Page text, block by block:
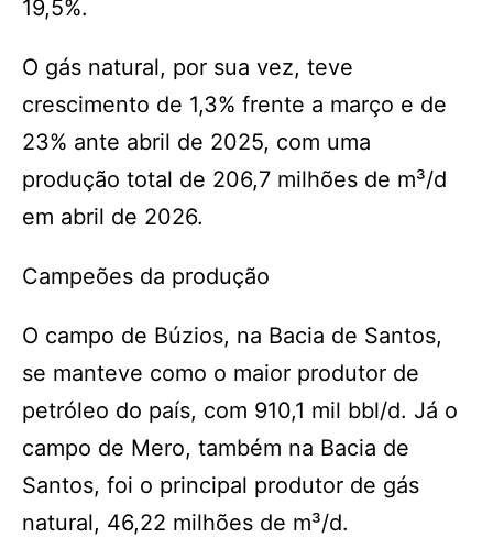
19,5%.
O gás natural, por sua vez, teve
crescimento de 1,3% frente a março e de
23% ante abril de 2025, com uma
produção total de 206,7 milhões de m³/d
em abril de 2026.
Campeões da produção
O campo de Búzios, na Bacia de Santos,
se manteve como o maior produtor de
petróleo do país, com 910,1 mil bbl/d. Já o
campo de Mero, também na Bacia de
Santos, foi o principal produtor de gás
natural, 46,22 milhões de m³/d.